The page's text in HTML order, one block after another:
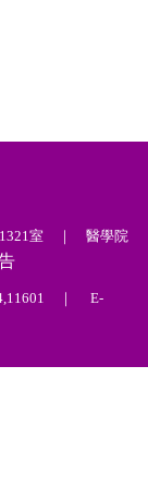
81321室 ｜ 醫學院
｜ E-